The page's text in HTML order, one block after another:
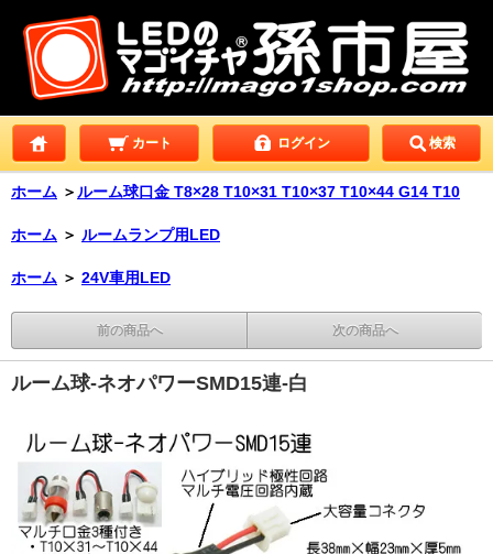
カート ログイン 検索
ホーム ＞ ルーム球口金 T8×28 T10×31 T10×37 T10×44 G14 T10
ホーム ＞ ルームランプ用LED
ホーム ＞ 24V車用LED
前の商品へ 次の商品へ
ルーム球-ネオパワーSMD15連-白